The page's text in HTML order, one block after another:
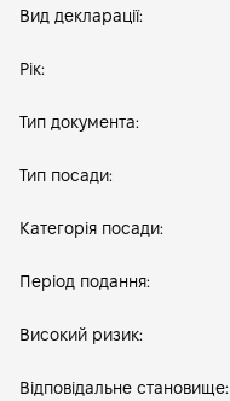
Вид декларації:
Рік:
Тип документа:
Тип посади:
Категорія посади:
Період подання:
Високий ризик:
Відповідальне становище: